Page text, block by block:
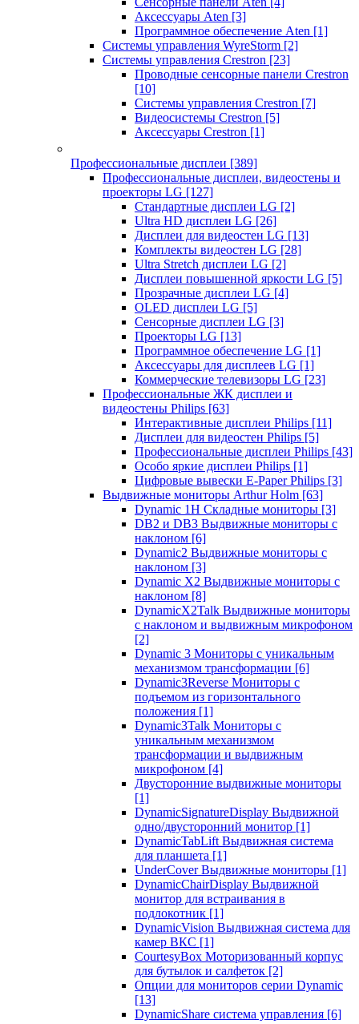
Аксессуары Aten [3]
Программное обеспечение Aten [1]
Системы управления WyreStorm [2]
Системы управления Crestron [23]
Проводные сенсорные панели Crestron
[10]
Системы управления Crestron [7]
Видеосистемы Crestron [5]
Аксессуары Crestron [1]
Профессиональные дисплеи [389]
Профессиональные дисплеи, видеостены и
проекторы LG [127]
Стандартные дисплеи LG [2]
Ultra HD дисплеи LG [26]
Дисплеи для видеостен LG [13]
Комплекты видеостен LG [28]
Ultra Stretch дисплеи LG [2]
Дисплеи повышенной яркости LG [5]
Прозрачные дисплеи LG [4]
OLED дисплеи LG [5]
Сенсорные дисплеи LG [3]
Проекторы LG [13]
Программное обеспечение LG [1]
Аксессуары для дисплеев LG [1]
Коммерческие телевизоры LG [23]
Профессиональные ЖК дисплеи и
видеостены Philips [63]
Интерактивные дисплеи Philips [11]
Дисплеи для видеостен Philips [5]
Профессиональные дисплеи Philips [43]
Особо яркие дисплеи Philips [1]
Цифровые вывески E-Paper Philips [3]
Выдвижные мониторы Arthur Holm [63]
Dynamic 1Н Складные мониторы [3]
DB2 и DB3 Выдвижные мониторы с
наклоном [6]
Dynamic2 Выдвижные мониторы с
наклоном [3]
Dynamic X2 Выдвижные мониторы с
наклоном [8]
DynamicX2Talk Выдвижные мониторы
с наклоном и выдвижным микрофоном
[2]
Dynamic 3 Мониторы с уникальным
механизмом трансформации [6]
Dynamic3Reverse Мониторы с
подъемом из горизонтального
положения [1]
Dynamic3Talk Мониторы с
уникальным механизмом
трансформации и выдвижным
микрофоном [4]
Двусторонние выдвижные мониторы
[1]
DynamicSignatureDisplay Выдвижной
одно/двусторонний монитор [1]
DynamicTabLift Выдвижная система
для планшета [1]
UnderCover Выдвижные мониторы [1]
DynamicChairDisplay Выдвижной
монитор для встраивания в
подлокотник [1]
DynamicVision Выдвижная система для
камер ВКС [1]
CourtesyBox Моторизованный корпус
для бутылок и салфеток [2]
Опции для мониторов серии Dynamic
[13]
DynamicShare система управления [6]